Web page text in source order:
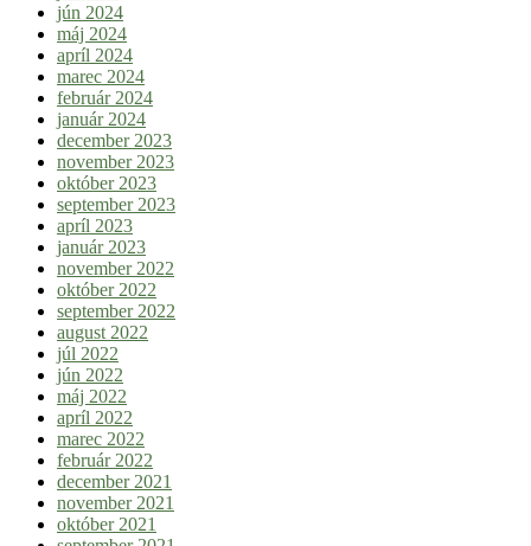
jún 2024
máj 2024
apríl 2024
marec 2024
február 2024
január 2024
december 2023
november 2023
október 2023
september 2023
apríl 2023
január 2023
november 2022
október 2022
september 2022
august 2022
júl 2022
jún 2022
máj 2022
apríl 2022
marec 2022
február 2022
december 2021
november 2021
október 2021